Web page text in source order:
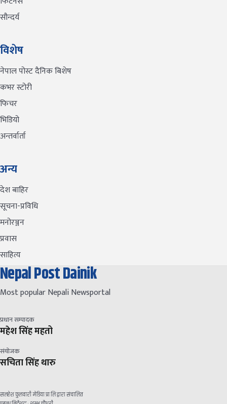
सौन्दर्य
विशेष
नेपाल पोस्ट दैनिक बिशेष
कभर स्टोरी
फिचर
भिडियो
अन्तर्वार्ता
अन्य
देश बाहिर
सूचना-प्रविधि
मनोरञ्जन
प्रवास
साहित्य
Nepal Post Dainik
Most popular Nepali Newsportal
प्रधान सम्पादक
महेश सिंह महतो
संयोजक
सचिता सिंह थारु
सलहेश फुलवारी मेडिया प्रा लि द्वारा संचालित